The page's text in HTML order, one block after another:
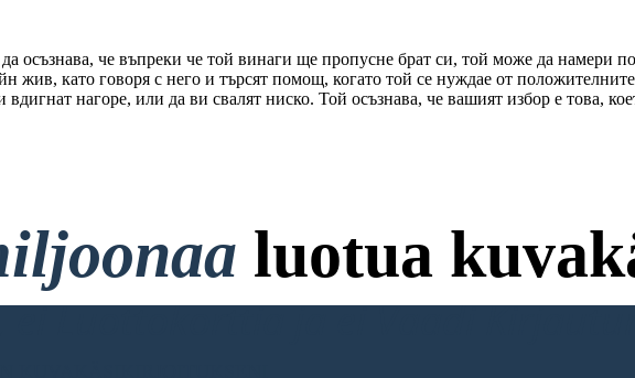
осъзнава, че въпреки че той винаги ще пропусне брат си, той може да намери
жив, като говоря с него и търсят помощ, когато той се нуждае от
нагоре, или да ви свалят ниско. Той осъзнава, че вашият избор е това,
luotua
ei Luottokorttia ja ei Vaadi